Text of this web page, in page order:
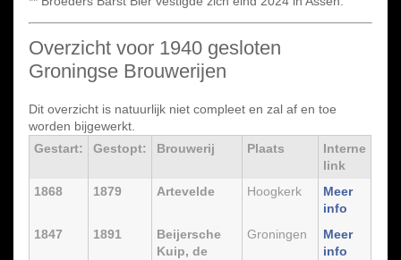
Overzicht voor 1940 gesloten
Groningse Brouwerijen
Dit overzicht is natuurlijk niet compleet en zal af en toe
worden bijgewerkt.
Gestart:
Gestopt: Brouwerij Plaats
Interne
link
1868
1879 Artevelde Hoogkerk
Meer
info
1847
1891
Beijersche
Kuip, de
Groningen
Meer
info